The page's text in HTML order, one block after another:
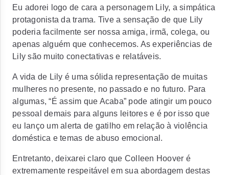
Eu adorei logo de cara a personagem Lily, a simpática
protagonista da trama. Tive a sensação de que Lily
poderia facilmente ser nossa amiga, irmã, colega, ou
apenas alguém que conhecemos. As experiências de
Lily são muito conectativas e relatáveis.
A vida de Lily é uma sólida representação de muitas
mulheres no presente, no passado e no futuro. Para
algumas, “É assim que Acaba” pode atingir um pouco
pessoal demais para alguns leitores e é por isso que
eu lanço um alerta de gatilho em relação à violência
doméstica e temas de abuso emocional.
Entretanto, deixarei claro que Colleen Hoover é
extremamente respeitável em sua abordagem destas